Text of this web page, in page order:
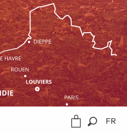
FR
Gestion du consentement